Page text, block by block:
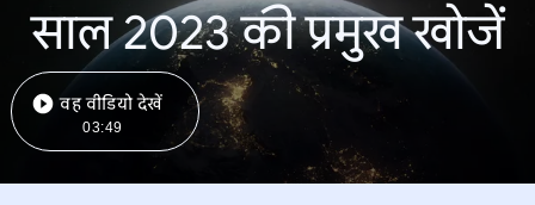
साल 2023 की प्रमुख खोजें
वह वीडियो देखें
03:49